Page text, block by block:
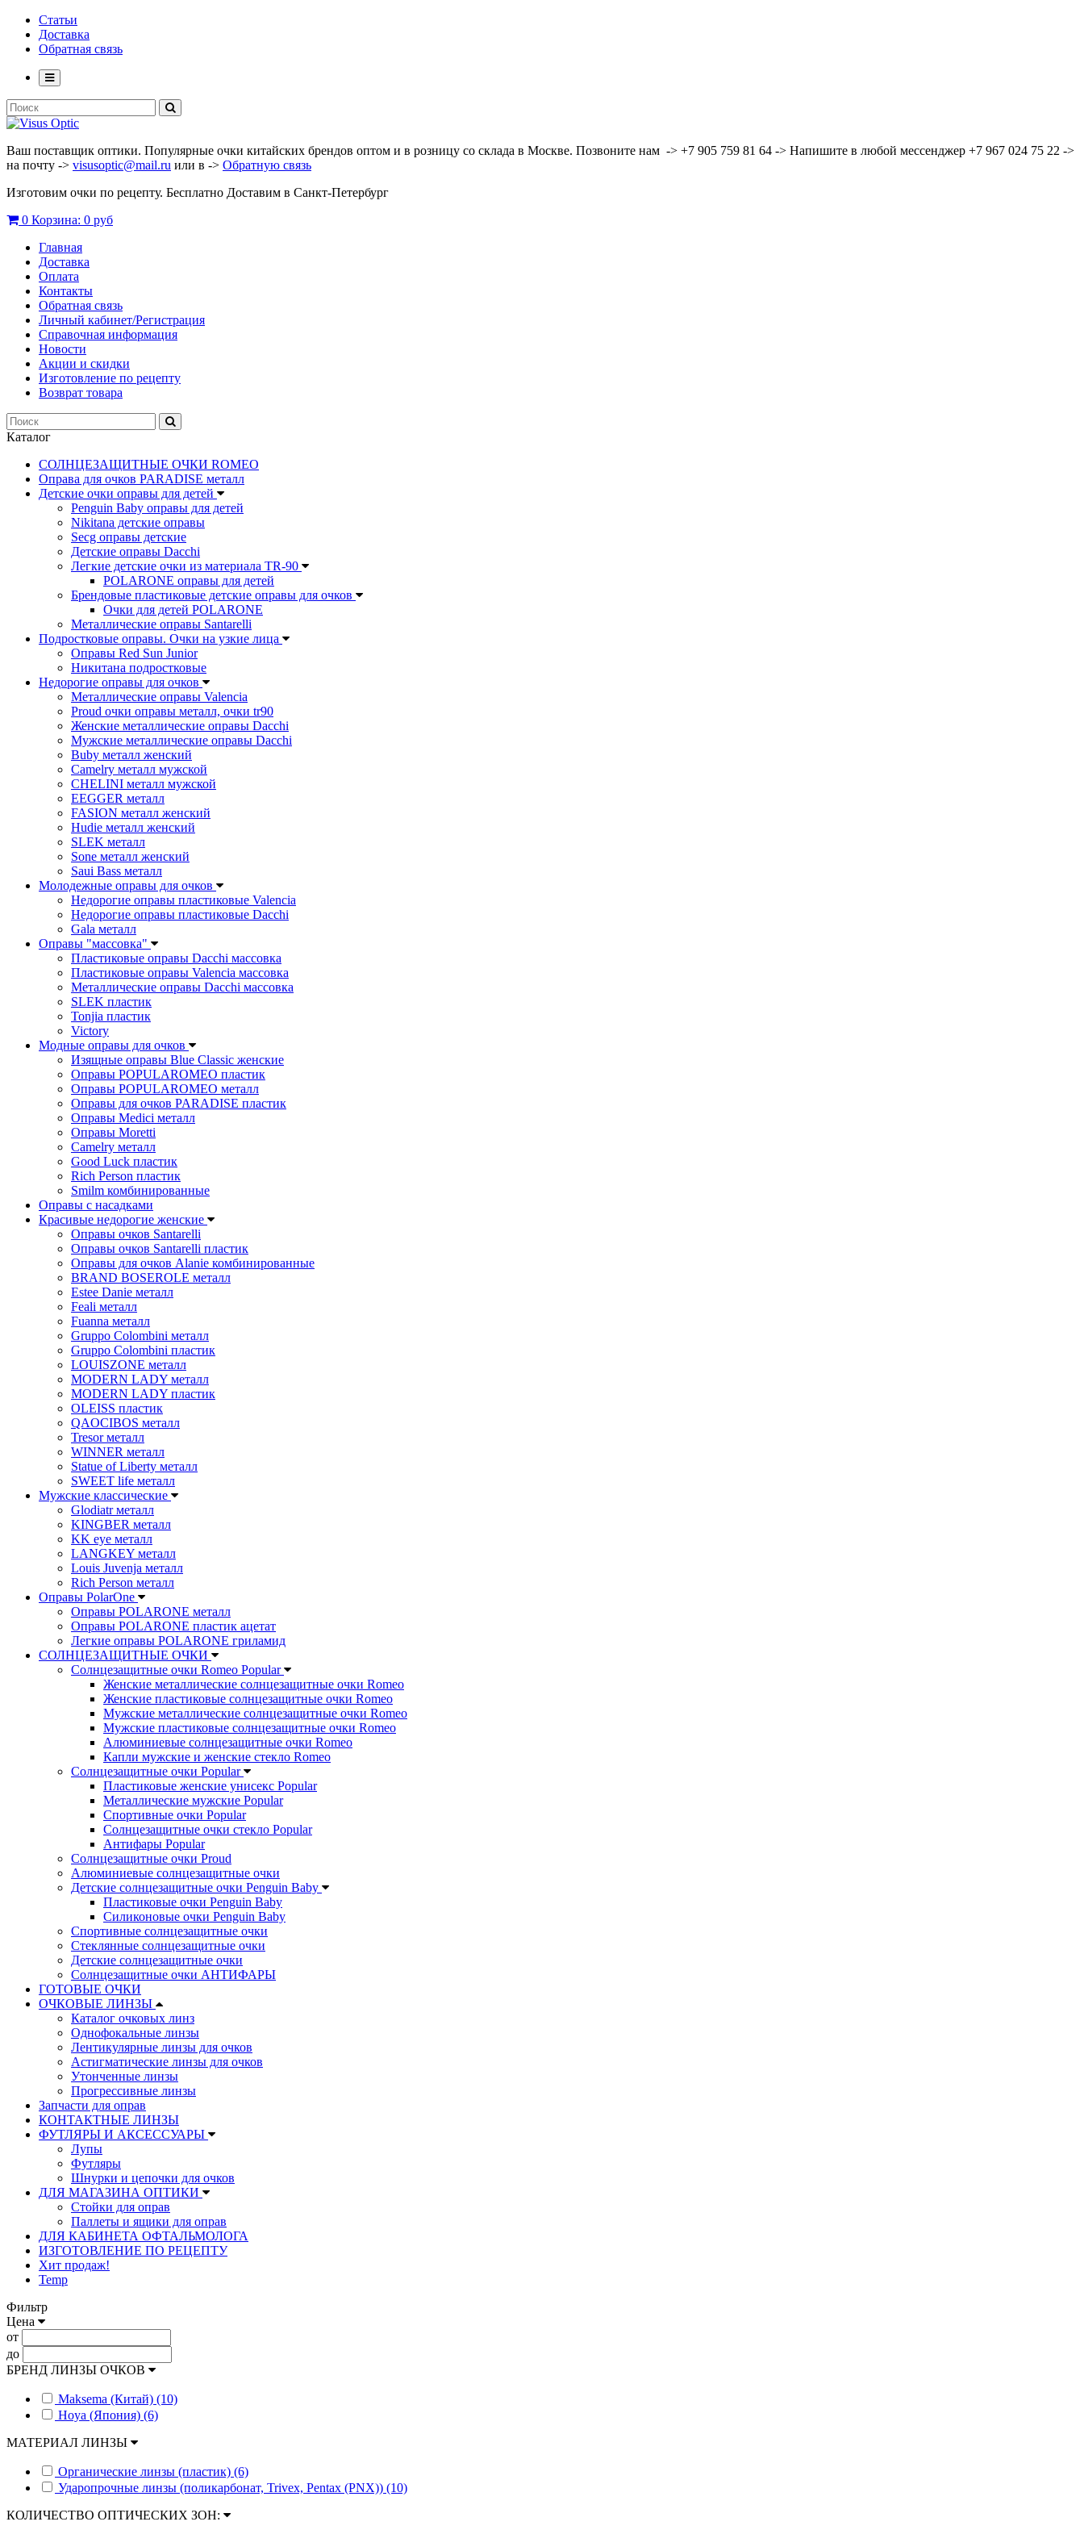
Статьи
Доставка
Обратная связь
Ваш поставщик оптики. Популярные очки китайских брендов оптом и в розницу со склада в Москве. Позвоните нам -> +7 905 759 81 64 -> Напишите в любой мессенджер +7 967 024 75 22 ->
на почту -> visusoptic@mail.ru или в -> Обратную связь
Изготовим очки по рецепту. Бесплатно Доставим в Санкт-Петербург
0 Корзина: 0 руб
Главная
Доставка
Оплата
Контакты
Обратная связь
Личный кабинет/Регистрация
Справочная информация
Новости
Акции и скидки
Изготовление по рецепту
Возврат товара
Каталог
СОЛНЦЕЗАЩИТНЫЕ ОЧКИ ROMEO
Оправа для очков PARADISE металл
Детские очки оправы для детей
Penguin Baby оправы для детей
Nikitana детские оправы
Secg оправы детские
Детские оправы Dacchi
Легкие детские очки из материала TR-90
POLARONE оправы для детей
Брендовые пластиковые детские оправы для очков
Очки для детей POLARONE
Металлические оправы Santarelli
Подростковые оправы. Очки на узкие лица
Оправы Red Sun Junior
Никитана подростковые
Недорогие оправы для очков
Металлические оправы Valencia
Proud очки оправы металл, очки tr90
Женские металлические оправы Dacchi
Мужские металлические оправы Dacchi
Buby металл женский
Camelry металл мужской
CHELINI металл мужской
EEGGER металл
FASION металл женский
Hudie металл женский
SLEK металл
Sone металл женский
Saui Bass металл
Молодежные оправы для очков
Недорогие оправы пластиковые Valencia
Недорогие оправы пластиковые Dacchi
Gala металл
Оправы "массовка"
Пластиковые оправы Dacchi массовка
Пластиковые оправы Valencia массовка
Металлические оправы Dacchi массовка
SLEK пластик
Tonjia пластик
Victory
Модные оправы для очков
Изящные оправы Blue Classic женские
Оправы POPULAROMEO пластик
Оправы POPULAROMEO металл
Оправы для очков PARADISE пластик
Оправы Medici металл
Оправы Moretti
Camelry металл
Good Luck пластик
Rich Person пластик
Smilm комбинированные
Оправы с насадками
Красивые недорогие женские
Оправы очков Santarelli
Оправы очков Santarelli пластик
Оправы для очков Alanie комбинированные
BRAND BOSEROLE металл
Estee Danie металл
Feali металл
Fuanna металл
Gruppo Colombini металл
Gruppo Colombini пластик
LOUISZONE металл
MODERN LADY металл
MODERN LADY пластик
OLEISS пластик
QAOCIBOS металл
Tresor металл
WINNER металл
Statue of Liberty металл
SWEET life металл
Мужские классические
Glodiatr металл
KINGBER металл
KK eye металл
LANGKEY металл
Louis Juvenja металл
Rich Person металл
Оправы PolarOne
Оправы POLARONE металл
Оправы POLARONE пластик ацетат
Легкие оправы POLARONE гриламид
СОЛНЦЕЗАЩИТНЫЕ ОЧКИ
Солнцезащитные очки Romeo Popular
Женские металлические солнцезащитные очки Romeo
Женские пластиковые солнцезащитные очки Romeo
Мужские металлические солнцезащитные очки Romeo
Мужские пластиковые солнцезащитные очки Romeo
Алюминиевые солнцезащитные очки Romeo
Капли мужские и женские стекло Romeo
Солнцезащитные очки Popular
Пластиковые женские унисекс Popular
Металлические мужские Popular
Спортивные очки Popular
Солнцезащитные очки стекло Popular
Aнтифары Popular
Солнцезащитные очки Proud
Алюминиевые солнцезащитные очки
Детские солнцезащитные очки Penguin Baby
Пластиковые очки Penguin Baby
Силиконовые очки Penguin Baby
Спортивные солнцезащитные очки
Стеклянные солнцезащитные очки
Детские солнцезащитные очки
Солнцезащитные очки АНТИФАРЫ
ГОТОВЫЕ ОЧКИ
ОЧКОВЫЕ ЛИНЗЫ
Каталог очковых линз
Однофокальные линзы
Лентикулярные линзы для очков
Астигматические линзы для очков
Утонченные линзы
Прогрессивные линзы
Запчасти для оправ
КОНТАКТНЫЕ ЛИНЗЫ
ФУТЛЯРЫ И АКСЕССУАРЫ
Лупы
Футляры
Шнурки и цепочки для очков
ДЛЯ МАГАЗИНА ОПТИКИ
Стойки для оправ
Паллеты и ящики для оправ
ДЛЯ КАБИНЕТА ОФТАЛЬМОЛОГА
ИЗГОТОВЛЕНИЕ ПО РЕЦЕПТУ
Хит продаж!
Temp
Фильтр
Цена
от
до
БРЕНД ЛИНЗЫ ОЧКОВ
Maksema (Китай) (10)
Hoya (Япония) (6)
МАТЕРИАЛ ЛИНЗЫ
Органические линзы (пластик) (6)
Ударопрочные линзы (поликарбонат, Trivex, Pentax (PNX)) (10)
КОЛИЧЕСТВО ОПТИЧЕСКИХ ЗОН: